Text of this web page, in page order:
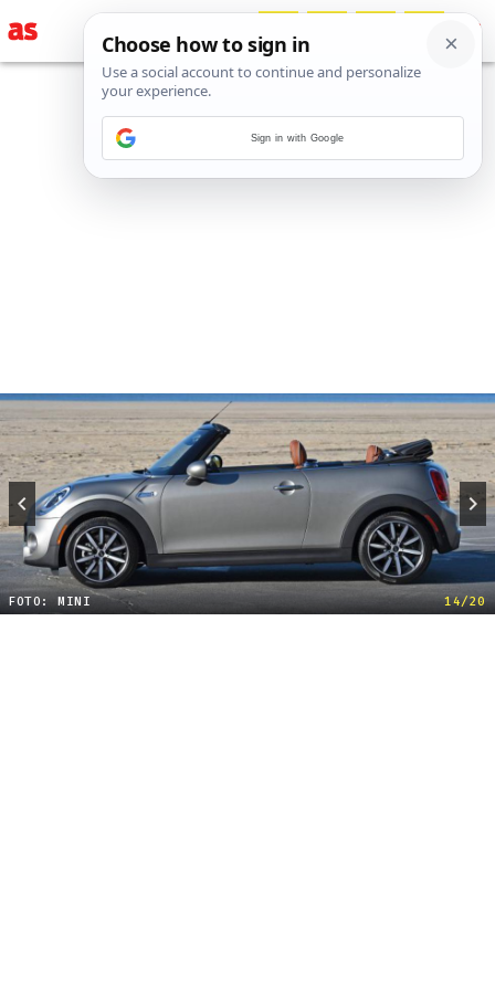
FOTO: MINI 14/20
Sign in with Google